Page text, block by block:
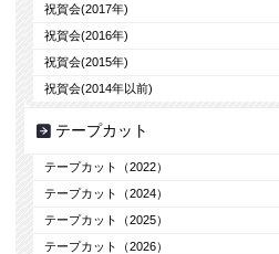
祝賀会(2017年)
祝賀会(2016年)
祝賀会(2015年)
祝賀会(2014年以前)
テープカット
テープカット（2022）
テープカット（2024）
テープカット（2025）
テープカット（2026）